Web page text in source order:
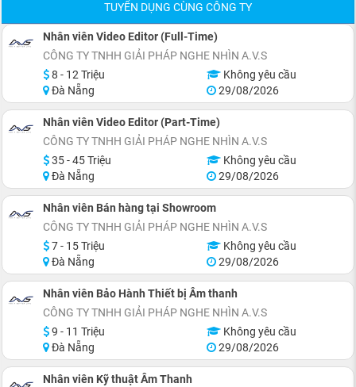
TUYỂN DỤNG CÙNG CÔNG TY
Nhân viên Video Editor (Full-Time)
CÔNG TY TNHH GIẢI PHÁP NGHE NHÌN A.V.S
8 - 12 Triệu
Không yêu cầu
Đà Nẵng
29/08/2026
Nhân viên Video Editor (Part-Time)
CÔNG TY TNHH GIẢI PHÁP NGHE NHÌN A.V.S
35 - 45 Triệu
Không yêu cầu
Đà Nẵng
29/08/2026
Nhân viên Bán hàng tại Showroom
CÔNG TY TNHH GIẢI PHÁP NGHE NHÌN A.V.S
7 - 15 Triệu
Không yêu cầu
Đà Nẵng
29/08/2026
Nhân viên Bảo Hành Thiết bị Âm thanh
CÔNG TY TNHH GIẢI PHÁP NGHE NHÌN A.V.S
9 - 11 Triệu
Không yêu cầu
Đà Nẵng
29/08/2026
Nhân viên Kỹ thuật Âm Thanh